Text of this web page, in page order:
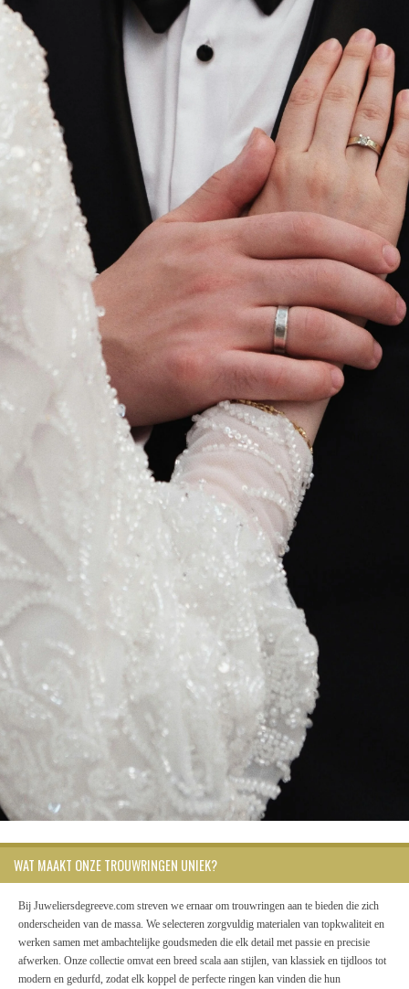
WAT MAAKT ONZE TROUWRINGEN UNIEK?
Bij Juweliersdegreeve.com streven we ernaar om trouwringen aan te bieden die zich
onderscheiden van de massa. We selecteren zorgvuldig materialen van topkwaliteit en
werken samen met ambachtelijke goudsmeden die elk detail met passie en precisie
afwerken. Onze collectie omvat een breed scala aan stijlen, van klassiek en tijdloos tot
modern en gedurfd, zodat elk koppel de perfecte ringen kan vinden die hun